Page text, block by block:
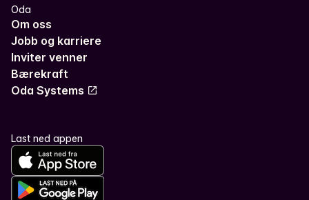
Oda
Om oss
Jobb og karriere
Inviter venner
Bærekraft
Oda Systems
Last ned appen